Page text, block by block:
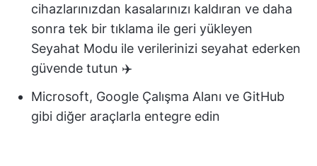
cihazlarınızdan kasalarınızı kaldıran ve daha
sonra tek bir tıklama ile geri yükleyen
Seyahat Modu ile verilerinizi seyahat ederken
güvende tutun ✈️
Microsoft, Google Çalışma Alanı ve GitHub
gibi diğer araçlarla entegre edin